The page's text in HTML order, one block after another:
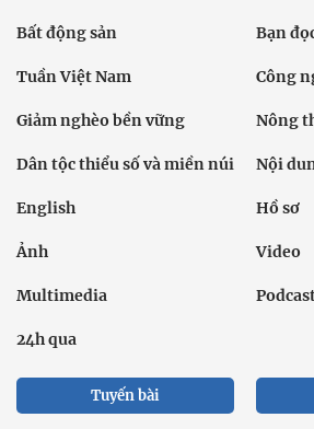
Bất động sản Bạn
Tuần Việt Nam Công
Giảm nghèo bền vững Nông
Dân tộc thiểu số và miền núi Nội
English Hồ sơ
Ảnh Video
Multimedia
24h qua
Tuyến bài